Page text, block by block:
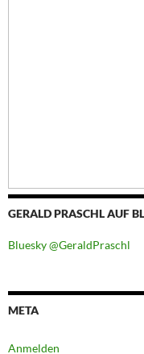
GERALD PRASCHL AUF
Bluesky @GeraldPraschl
META
Anmelden